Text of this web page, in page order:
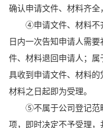
确认申请文件、材料齐全
④申请文件、材料不
日内一次告知申请人需
件、材料退回申请人；
具收到申请文件、材料的
材料之日起即为受理。
⑤不属于公司登记范
项，即时决定不予受理，